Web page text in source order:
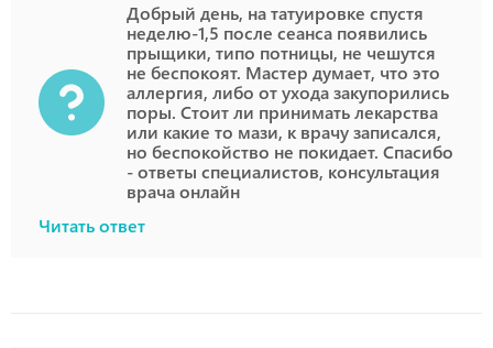
Добрый день, на татуировке спустя
неделю-1,5 после сеанса появились
прыщики, типо потницы, не чешутся
не беспокоят. Мастер думает, что это
аллергия, либо от ухода закупорились
поры. Стоит ли принимать лекарства
или какие то мази, к врачу записался,
но беспокойство не покидает. Спасибо
- ответы специалистов, консультация
врача онлайн
Читать ответ